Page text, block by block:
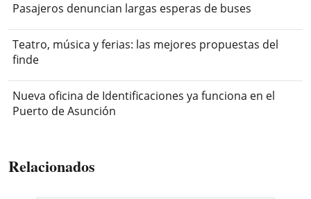
Pasajeros denuncian largas esperas de buses
Teatro, música y ferias: las mejores propuestas del
finde
Nueva oficina de Identificaciones ya funciona en el
Puerto de Asunción
Relacionados